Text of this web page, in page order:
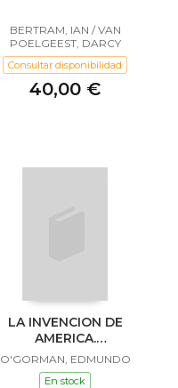
BERTRAM, IAN / VAN
POELGEEST, DARCY
Consultar disponibilidad
40,00 €
LA INVENCION DE
AMERICA.
INVESTIGACION
ACERCA DE L
O'GORMAN, EDMUNDO
En stock